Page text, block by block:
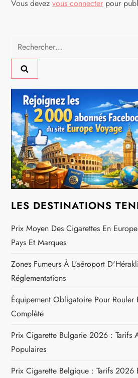
t
o
n
d
e
l
’
a
r
t
i
c
l
e
Vous devezvous connecter pour
Rechercher :
LES DESTINATIONS
Prix Moyen Des Cigarettes En
Pays Et Marques
Zones Fumeurs À L'aéroport
Réglementations
Équipement Obligatoire Pour Rouler
Complète
Prix Cigarette Bulgarie 2026 : Tarifs
Populaires
Prix Cigarette Belgique : Tarifs 2026